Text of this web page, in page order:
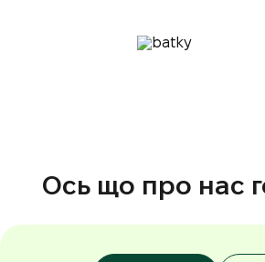
Ось що про нас